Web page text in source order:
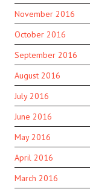
November 2016
October 2016
September 2016
August 2016
July 2016
June 2016
May 2016
April 2016
March 2016